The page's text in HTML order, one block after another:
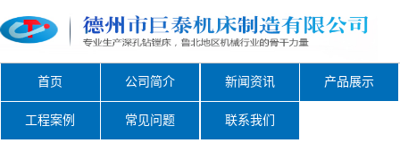
首页 公司简介 新闻资讯 产品展示
工程案例 常见问题 联系我们